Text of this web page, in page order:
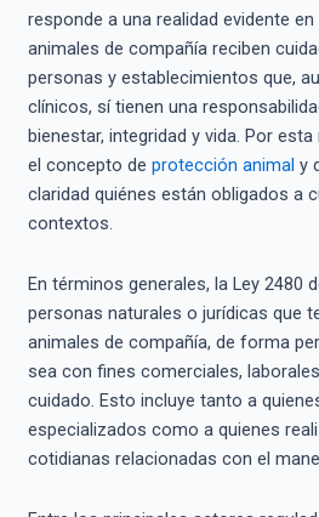
responde a una realidad evidente
animales de compañía reciben
personas y establecimientos que,
clínicos, sí tienen una
bienestar, integridad y vida. Por
el concepto de protección animal y
claridad quiénes están obligados a
contextos.
En términos generales, la Ley 2480
personas naturales o jurídicas que
animales de compañía, de forma
sea con fines comerciales,
cuidado. Esto incluye tanto a
especializados como a quienes
cotidianas relacionadas con el